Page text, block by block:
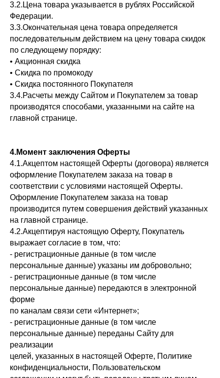
3.2.Цена товара указывается в рублях Российской
Федерации.
3.3.Окончательная цена товара определяется
последовательным действием на цену товара скидок
по следующему порядку:
• Акционная скидка
• Скидка по промокоду
• Скидка постоянного Покупателя
3.4.Расчеты между Сайтом и Покупателем за товар
производятся способами, указанными на сайте на
главной странице.
4.Момент заключения Оферты
4.1.Акцептом настоящей Оферты (договора) является
оформление Покупателем заказа на товар в
соответствии с условиями настоящей Оферты.
Оформление Покупателем заказа на товар
производится путем совершения действий указанных
на главной странице.
4.2.Акцептируя настоящую Оферту, Покупатель
выражает согласие в том, что:
- регистрационные данные (в том числе
персональные данные) указаны им добровольно;
- регистрационные данные (в том числе
персональные данные) передаются в электронной
форме
по каналам связи сети «Интернет»;
- регистрационные данные (в том числе
персональные данные) переданы Сайту для
реализации
целей, указанных в настоящей Оферте, Политике
конфиденциальности, Пользовательском